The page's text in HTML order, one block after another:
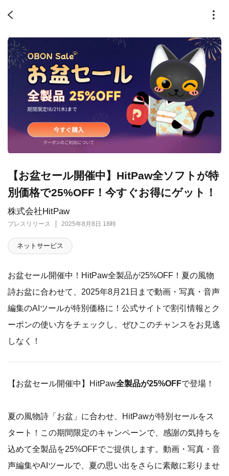
株式会社HitPaw
プレスリリース 2025年8月8日 18時
【お盆セール開催中】HitPaw全ソフトが特
別価格で25%OFF！今すぐお得にゲット！
ネットサービス
お盆セール開催中！HitPaw全製品が25%OFF！夏の風物
詩お盆に合わせて、2025年8月21日まで動画・写真・音声
編集のAIツールが特別価格に！公式サイトで割引情報とク
ーポンの使い方をチェックし、ぜひこのチャンスをお見逃
しなく！
【お盆セール開催中】HitPaw全製品が25%OFFで登場！
夏の風物詩「お盆」に合わせ、HitPawが特別セールをス
タート！この期間限定のキャンペーンで、感謝の気持ちを
込めて全製品を25%OFFでご提供します。動画・写真・音
声編集やAIツールで、夏の思い出をさらに素敵に彩りませ